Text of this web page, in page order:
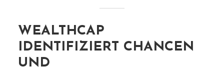
WEALTHCAP
IDENTIFIZIERT CHANCEN
UND